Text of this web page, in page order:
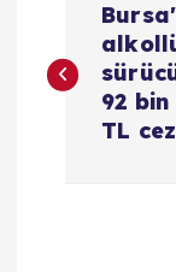
a
z
92
TL